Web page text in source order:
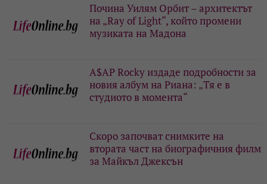
Почина Уилям Орбит – архитектът
на „Ray of Light“, който промени
музиката на Мадона
A$AP Rocky издаде подробности за
новия албум на Риана: „Тя е в
студиото в момента“
Скоро започват снимките на
втората част на биографичния филм
за Майкъл Джексън